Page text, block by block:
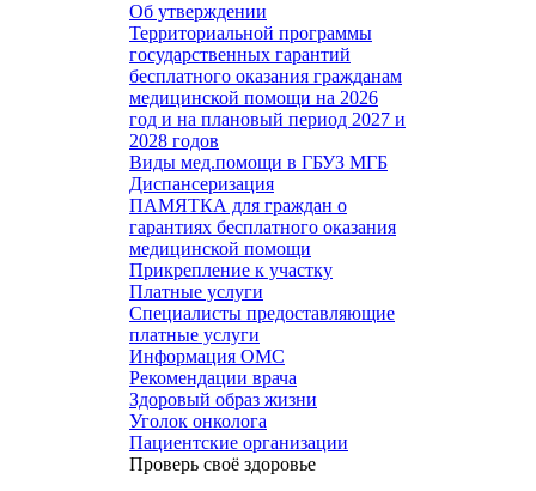
Об утверждении
Территориальной программы
государственных гарантий
бесплатного оказания гражданам
медицинской помощи на 2026
год и на плановый период 2027 и
2028 годов
Виды мед.помощи в ГБУЗ МГБ
Диспансеризация
ПАМЯТКА для граждан о
гарантиях бесплатного оказания
медицинской помощи
Прикрепление к участку
Платные услуги
Специалисты предоставляющие
платные услуги
Информация ОМС
Рекомендации врача
Здоровый образ жизни
Уголок онколога
Пациентские организации
Проверь своё здоровье